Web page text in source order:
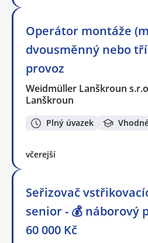
Operátor montáže
dvousměnný nebo
provoz
Weidmüller Lanškroun
Lanškroun
Plný úvazek
včerejší
Seřizovač
senior - 💰 náborový
60 000 Kč